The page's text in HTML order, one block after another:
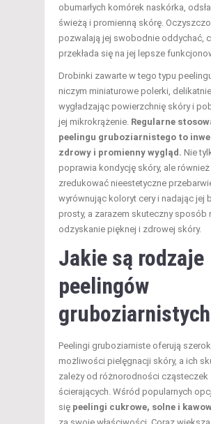
obumarłych komórek naskórka,
świeżą i promienną skórę.
pozwalają jej swobodnie oddychać,
przekłada się na jej lepsze
Drobinki zawarte w tego typu
niczym miniaturowe polerki, delikatnie
wygładzając powierzchnię skóry i
jej mikrokrążenie. Regularne
peelingu gruboziarnistego to
zdrowy i promienny wygląd. Nie
poprawia kondycję skóry, ale
zredukować nieestetyczne
wyrównując koloryt cery i nadając jej
prosty, a zarazem skuteczny sposób
odzyskanie pięknej i zdrowej skóry.
Jakie są rodzaje
peelingów
Peelingi gruboziarniste oferują
możliwości pielęgnacji skóry, a ich
zależy od różnorodności cząsteczek
ścierających. Wśród popularnych
się peelingi cukrowe, solne i